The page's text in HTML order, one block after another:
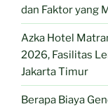
dan Faktor yang
Azka Hotel
2026, Fasilitas
Jakarta Timur
Berapa Biaya